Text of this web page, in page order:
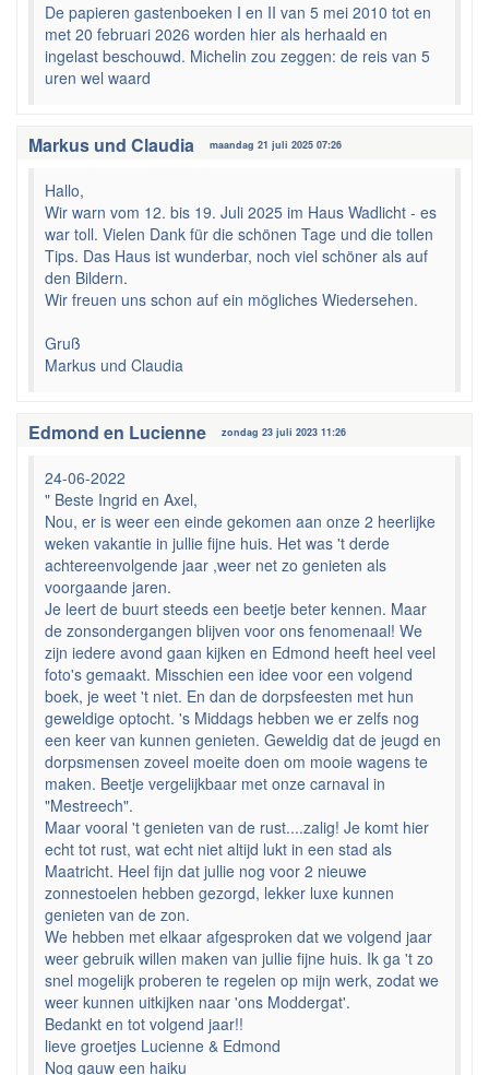
De papieren gastenboeken I en II van 5 mei 2010 tot en
met 20 februari 2026 worden hier als herhaald en
ingelast beschouwd. Michelin zou zeggen: de reis van 5
uren wel waard
Markus und Claudia maandag 21 juli 2025 07:26
Hallo,
Wir warn vom 12. bis 19. Juli 2025 im Haus Wadlicht - es
war toll. Vielen Dank für die schönen Tage und die tollen
Tips. Das Haus ist wunderbar, noch viel schöner als auf
den Bildern.
Wir freuen uns schon auf ein mögliches Wiedersehen.
Gruß
Markus und Claudia
Edmond en Lucienne zondag 23 juli 2023 11:26
24-06-2022
" Beste Ingrid en Axel,
Nou, er is weer een einde gekomen aan onze 2 heerlijke
weken vakantie in jullie fijne huis. Het was 't derde
achtereenvolgende jaar ,weer net zo genieten als
voorgaande jaren.
Je leert de buurt steeds een beetje beter kennen. Maar
de zonsondergangen blijven voor ons fenomenaal! We
zijn iedere avond gaan kijken en Edmond heeft heel veel
foto's gemaakt. Misschien een idee voor een volgend
boek, je weet 't niet. En dan de dorpsfeesten met hun
geweldige optocht. 's Middags hebben we er zelfs nog
een keer van kunnen genieten. Geweldig dat de jeugd en
dorpsmensen zoveel moeite doen om mooie wagens te
maken. Beetje vergelijkbaar met onze carnaval in
"Mestreech".
Maar vooral 't genieten van de rust....zalig! Je komt hier
echt tot rust, wat echt niet altijd lukt in een stad als
Maatricht. Heel fijn dat jullie nog voor 2 nieuwe
zonnestoelen hebben gezorgd, lekker luxe kunnen
genieten van de zon.
We hebben met elkaar afgesproken dat we volgend jaar
weer gebruik willen maken van jullie fijne huis. Ik ga 't zo
snel mogelijk proberen te regelen op mijn werk, zodat we
weer kunnen uitkijken naar 'ons Moddergat'.
Bedankt en tot volgend jaar!!
lieve groetjes Lucienne & Edmond
Nog gauw een haiku